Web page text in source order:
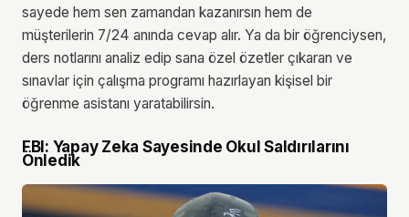
sayede hem sen zamandan kazanırsın hem de
müşterilerin 7/24 anında cevap alır. Ya da bir öğrenciysen,
ders notlarını analiz edip sana özel özetler çıkaran ve
sınavlar için çalışma programı hazırlayan kişisel bir
öğrenme asistanı yaratabilirsin.
FBI: Yapay Zeka Sayesinde Okul Saldırılarını
Önledik